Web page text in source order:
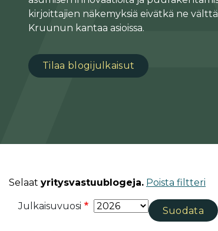
kirjoittajien näkemyksiä eivätkä ne
Kruunun kantaa asioissa.
Tilaa blogijulkaisut
Selaat yritysvastuublogeja. Poista filtteri
Julkaisuvuosi